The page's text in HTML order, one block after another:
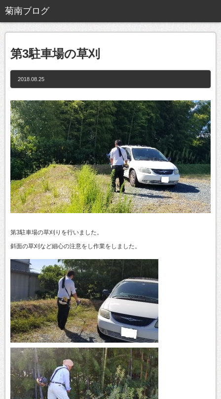
第3駐車場の草刈
2018.08.25
第3駐車場の草刈りを行いました。
斜面の草刈など細心の注意をし作業をしました。